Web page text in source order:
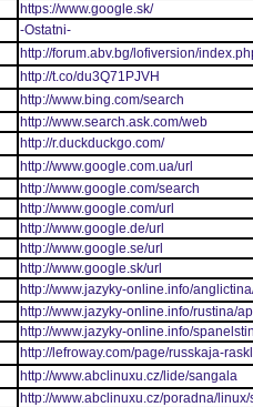
https://www.google.sk/
-Ostatni-
http://forum.abv.bg/lofiversion/
http://t.co/du3Q71PJVH
http://www.bing.com/search
http://www.search.ask.com/web
http://r.duckduckgo.com/
http://www.google.com.ua/url
http://www.google.com/search
http://www.google.com/url
http://www.google.de/url
http://www.google.se/url
http://www.google.sk/url
http://www.jazyky-online.info/
http://www.jazyky-online.info/rustina/
http://www.jazyky-online.info/
http://lefroway.com/page/russkaja-
http://www.abclinuxu.cz/lide/sangala
http://www.abclinuxu.cz/poradna/